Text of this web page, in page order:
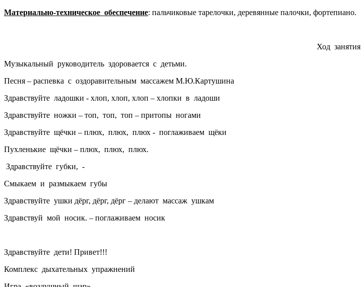
Материально-техническое обеспечение: пальчиковые тарелочки, деревянные палочки, фортепиано.
Ход занятия
Музыкальный руководитель здоровается с детьми.
Песня – распевка с оздоравительным массажем М.Ю.Картушина
Здравствуйте ладошки - хлоп, хлоп, хлоп – хлопки в ладоши
Здравствуйте ножки – топ, топ, топ – притопы ногами
Здравствуйте щёчки – плюх, плюх, плюх - поглаживаем щёки
Пухленькие щёчки – плюх, плюх, плюх.
Здравствуйте губки, -
Смыкаем и размыкаем губы
Здравствуйте ушки дёрг, дёрг, дёрг – делают массаж ушкам
Здравствуй мой носик. – поглаживаем носик
Здравствуйте дети! Привет!!!
Комплекс дыхательных упражнений